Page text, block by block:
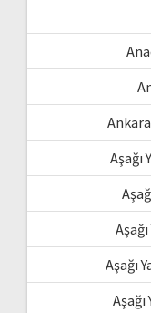
Aşağı
Aşağı